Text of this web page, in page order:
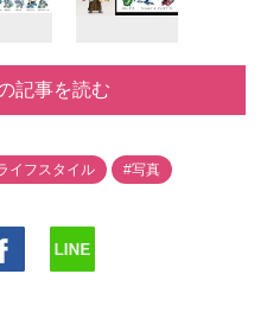
記事を読む
イフスタイル #写真